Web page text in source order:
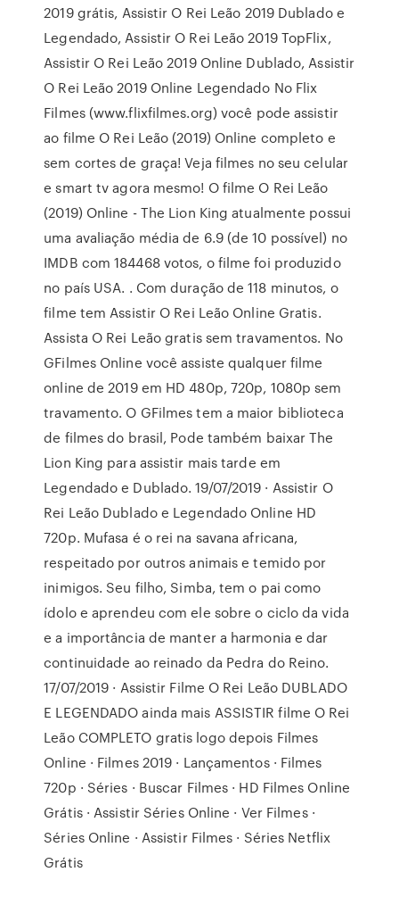
2019 grátis, Assistir O Rei Leão 2019 Dublado e
Legendado, Assistir O Rei Leão 2019 TopFlix,
Assistir O Rei Leão 2019 Online Dublado, Assistir
O Rei Leão 2019 Online Legendado No Flix
Filmes (www.flixfilmes.org) você pode assistir
ao filme O Rei Leão (2019) Online completo e
sem cortes de graça! Veja filmes no seu celular
e smart tv agora mesmo! O filme O Rei Leão
(2019) Online - The Lion King atualmente possui
uma avaliação média de 6.9 (de 10 possível) no
IMDB com 184468 votos, o filme foi produzido
no país USA. . Com duração de 118 minutos, o
filme tem Assistir O Rei Leão Online Gratis.
Assista O Rei Leão gratis sem travamentos. No
GFilmes Online você assiste qualquer filme
online de 2019 em HD 480p, 720p, 1080p sem
travamento. O GFilmes tem a maior biblioteca
de filmes do brasil, Pode também baixar The
Lion King para assistir mais tarde em
Legendado e Dublado. 19/07/2019 · Assistir O
Rei Leão Dublado e Legendado Online HD
720p. Mufasa é o rei na savana africana,
respeitado por outros animais e temido por
inimigos. Seu filho, Simba, tem o pai como
ídolo e aprendeu com ele sobre o ciclo da vida
e a importância de manter a harmonia e dar
continuidade ao reinado da Pedra do Reino.
17/07/2019 · Assistir Filme O Rei Leão DUBLADO
E LEGENDADO ainda mais ASSISTIR filme O Rei
Leão COMPLETO gratis logo depois Filmes
Online · Filmes 2019 · Lançamentos · Filmes
720p · Séries · Buscar Filmes · HD Filmes Online
Grátis · Assistir Séries Online · Ver Filmes ·
Séries Online · Assistir Filmes · Séries Netflix
Grátis